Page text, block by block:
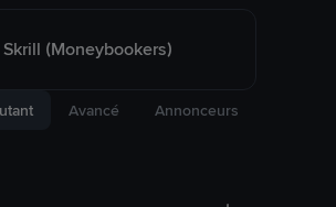
Skrill (Moneybookers)
Avancé Annonceurs